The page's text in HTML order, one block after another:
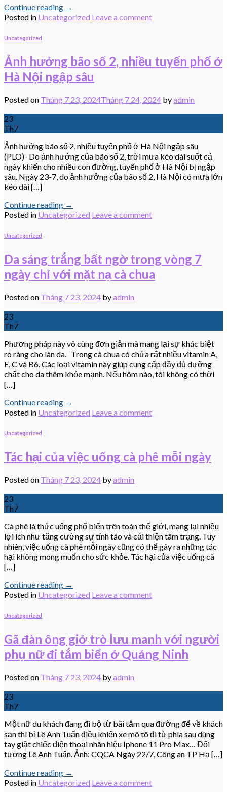
Continue reading →
Posted in Uncategorized Leave a comment
Uncategorized
Ảnh hưởng bão số 2, nhiều tuyến phố ở
Hà Nội ngập sâu
Posted on Tháng 7 23, 2024Tháng 7 24, 2024 byadmin
23
Th7
Ảnh hưởng bão số 2, nhiều tuyến phố ở Hà Nội ngập sâu
(PLO)- Do ảnh hưởng của bão số 2, trời mưa kéo dài suốt cả
ngày khiến cho nhiều con đường, tuyến phố ở Hà Nội bị ngập
sâu. Ngày 23-7, do ảnh hưởng của bão số 2, Hà Nội có mưa lớn
kéo dài […]
Continue reading →
Posted in Uncategorized Leave a comment
Uncategorized
Da sáng trắng bất ngờ trong vòng 7
ngày chỉ với mặt nạ cà chua
Posted on Tháng 7 23, 2024 byadmin
23
Th7
Phương pháp này vô cùng đơn giản mà mang lại sự khác biệt
rõ ràng cho làn da. Trong cà chua có chứa rất nhiều vitamin A,
E, C và B6. Các loại vitamin này giúp cung cấp đầy đủ dưỡng
chất cho da thêm khỏe mạnh. Nếu hôm nào, tôi không có thời
[…]
Continue reading →
Posted in Uncategorized Leave a comment
Uncategorized
Tác hại của việc uống cà phê mỗi ngày
Posted on Tháng 7 23, 2024 byadmin
23
Th7
Cà phê là thức uống phổ biến trên toàn thế giới, mang lại nhiều
lợi ích như tăng cường sự tỉnh táo và cải thiện tâm trạng. Tuy
nhiên, việc uống cà phê mỗi ngày cũng có thể gây ra những tác
hại không mong muốn cho sức khỏe. Tác hại của việc uống cà
[…]
Continue reading →
Posted in Uncategorized Leave a comment
Uncategorized
Gã đàn ông giở trò lưu manh với người
phụ nữ đi tắm biển ở Quảng Ninh
Posted on Tháng 7 23, 2024 byadmin
23
Th7
Một nữ du khách đang đi bộ từ bãi tắm qua đường để về khách
sạn thì bị Lê Anh Tuấn điều khiển xe mô tô đi từ phía sau dùng
tay giật chiếc điện thoại nhãn hiệu Iphone 11 Pro Max… Đối
tượng Lê Anh Tuấn. Ảnh: CQCA Ngày 22/7, Công an TP Hạ […]
Continue reading →
Posted in Uncategorized Leave a comment